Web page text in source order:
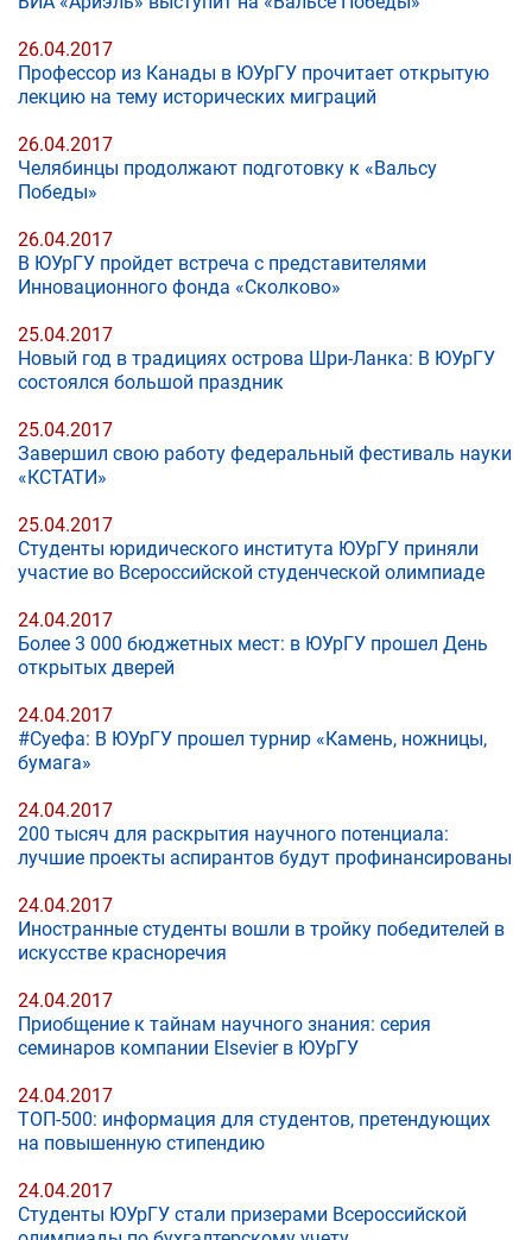
26.04.2017
Профессор из Канады в ЮУрГУ прочитает открытую
лекцию на тему исторических миграций
26.04.2017
Челябинцы продолжают подготовку к «Вальсу
Победы»
26.04.2017
В ЮУрГУ пройдет встреча с представителями
Инновационного фонда «Сколково»
25.04.2017
Новый год в традициях острова Шри-Ланка: В ЮУрГУ
состоялся большой праздник
25.04.2017
Завершил свою работу федеральный фестиваль науки
«КСТАТИ»
25.04.2017
Студенты юридического института ЮУрГУ приняли
участие во Всероссийской студенческой олимпиаде
24.04.2017
Более 3 000 бюджетных мест: в ЮУрГУ прошел День
открытых дверей
24.04.2017
#Суефа: В ЮУрГУ прошел турнир «Камень, ножницы,
бумага»
24.04.2017
200 тысяч для раскрытия научного потенциала:
лучшие проекты аспирантов будут профинансированы
24.04.2017
Иностранные студенты вошли в тройку победителей в
искусстве красноречия
24.04.2017
Приобщение к тайнам научного знания: серия
семинаров компании Elsevier в ЮУрГУ
24.04.2017
ТОП-500: информация для студентов, претендующих
на повышенную стипендию
24.04.2017
Студенты ЮУрГУ стали призерами Всероссийской